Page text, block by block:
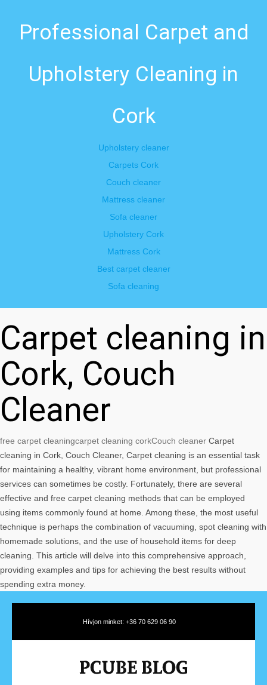
Professional Carpet and
Upholstery Cleaning in
Cork
Upholstery cleaner
Carpets Cork
Couch cleaner
Mattress cleaner
Sofa cleaner
Upholstery Cork
Mattress Cork
Best carpet cleaner
Sofa cleaning
Carpet cleaning in
Cork, Couch
Cleaner
free carpet cleaningcarpet cleaning corkCouch cleaner Carpet
cleaning in Cork, Couch Cleaner, Carpet cleaning is an essential task
for maintaining a healthy, vibrant home environment, but professional
services can sometimes be costly. Fortunately, there are several
effective and free carpet cleaning methods that can be employed
using items commonly found at home. Among these, the most useful
technique is perhaps the combination of vacuuming, spot cleaning with
homemade solutions, and the use of household items for deep
cleaning. This article will delve into this comprehensive approach,
providing examples and tips for achieving the best results without
spending extra money.
Hívjon minket: +36 70 629 06 90